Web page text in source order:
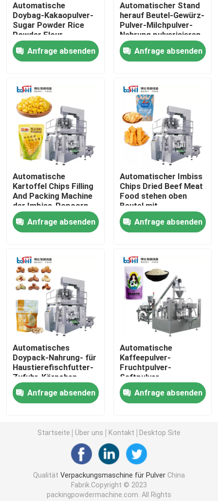
Über uns
Kontakte
Produkte
Verpackungsmaschine für Pulver
Vertikale Verpackungsmaschine
Granulat-Verpackungsmaschine
Pulverfüllmaschine
Tiefkühlkost-Verpackungsmaschine
Premade-Beutel-Verpackmaschine
Automatische Flaschen-Füllmaschine
Halb automatische Flaschen-Füllmaschine
Verpackungsmaschine-Zusätze
Automatische
Doybag-Kakaopulver-
Sugar Powder Rice
Powder Flour-
Füllmaschine-
Verpackungsmaschine
Anfrage absenden
Automatischer Stand
herauf Beutel-Gewürz-
Pulver-Milchpulver-
Nahrung pulverisieren
füllende und
Verpackungsmaschine
Anfrage absenden
Automatische
Kartoffel Chips Filling
And Packing Machine
der Imbiss-Popcorn-
ungesunden
Fertigkost
Anfrage absenden
Automatischer Imbiss
Chips Dried Beef Meat
Food stehen oben
Beutel mit
Reißverschluss-
Verpackungsmaschine
Anfrage absenden
Automatisches
Doypack-Nahrung- für
Haustierefischfutter-
Zufuhr-Körnchen
stehen oben
Verpackungsmaschine
Anfrage absenden
Automatische
Kaffeepulver-
Fruchtpulver-
Saftpulver-
Standbodenbeutel-
Füll- und
Verschließmaschine
Anfrage absenden
Startseite Über uns Kontakt Desktop Site
Qualität Verpackungsmaschine für PulverChina
Fabrik.Copyright © 2023
packingpowdermachine.com. All Rights